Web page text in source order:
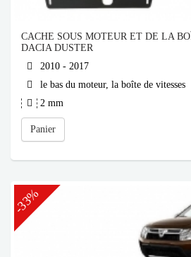
CACHE SOUS MOTEUR ET DE LA
DACIA DUSTER
2010 - 2017
le bas du moteur, la boîte de vitesses
2 mm
Panier
-33%